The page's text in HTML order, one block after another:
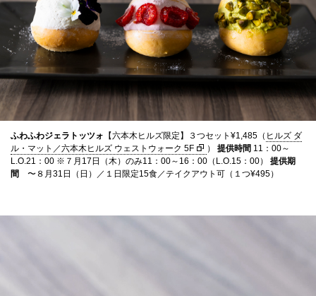
ふわふわジェラトッツォ 【六本木ヒルズ限定】３つセット¥1,485（ ヒルズ ダ
ル・マット／六本木ヒルズ ウェストウォーク 5F
） 提供時間 11：00～
L.O.21：00 ※７月17日（木）のみ11：00～16：00（L.O.15：00） 提供期
間 〜８月31日（日）／１日限定15食／テイクアウト可（１つ¥495）